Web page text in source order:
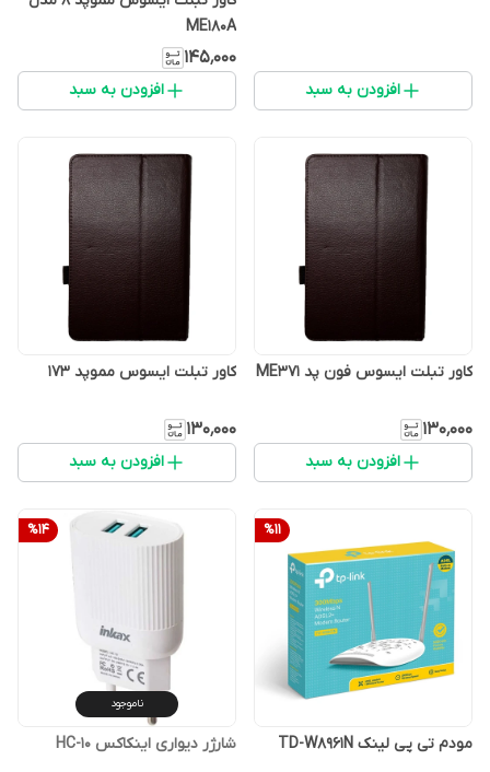
افزودن به سبد
ME180A
۱۴۵٬۰۰۰
افزودن به سبد
کاور تبلت ایسوس فون پد ME371
۱۳۰٬۰۰۰
افزودن به سبد
کاور تبلت ایسوس مموپد 173
۱۳۰٬۰۰۰
افزودن به سبد
%11
مودم تی پی لینک TD-W8961N
%14
ناموجود
شارژر دیواری اینکاکس HC-10